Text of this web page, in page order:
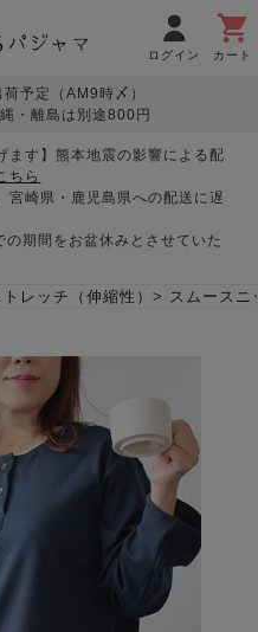
ログイン カート
ジャマ
冬
ャマ
サテン織り
で
護
胸が目立たない
たい
眠れる作務衣特集
すめパジ
ルームウェア
デザインで
さがす
かぶり ワンピース
羽織・バスロ
つくるパジャマとは
について よくあるご質問
イド 安心の日本製
予定（AM9時〆）
・離島は別途800円
ます】熊本地震の影響による配
ちら
宮崎県・鹿児島県への配送に遅
期間をお盆休みとさせていた
トレッチ（伸縮性） スムースニ